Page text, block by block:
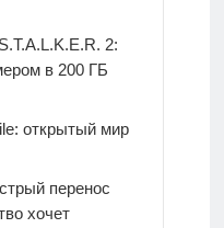
2:
в 200 ГБ
открытый мир
перенос
хочет